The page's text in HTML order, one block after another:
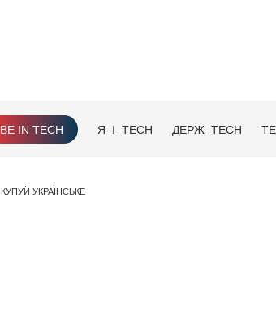
BE IN TECH Я_І_TECH ДЕРЖ_TECH
КУПУЙ УКРАЇНСЬКЕ